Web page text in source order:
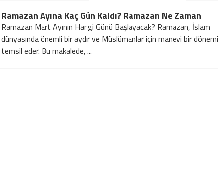
Ramazan Ayına Kaç Gün Kaldı? Ramazan Ne Zaman
Ramazan Mart Ayının Hangi Günü Başlayacak? Ramazan, İslam
dünyasında önemli bir aydır ve Müslümanlar için manevi bir dönemi
temsil eder. Bu makalede, ...